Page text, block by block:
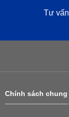
Tư
Chính sách chung